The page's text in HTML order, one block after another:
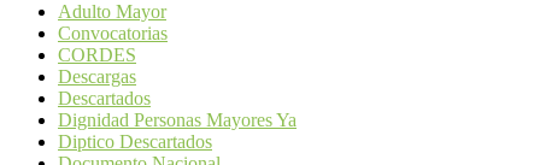
Adulto Mayor
Convocatorias
CORDES
Descargas
Descartados
Dignidad Personas Mayores Ya
Diptico Descartados